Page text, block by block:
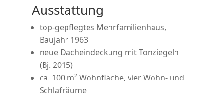
Ausstattung
top-gepflegtes Mehrfamilienhaus,
Baujahr 1963
neue Dacheindeckung mit Tonziegeln
(Bj. 2015)
ca. 100 m² Wohnfläche, vier Wohn- und
Schlafräume